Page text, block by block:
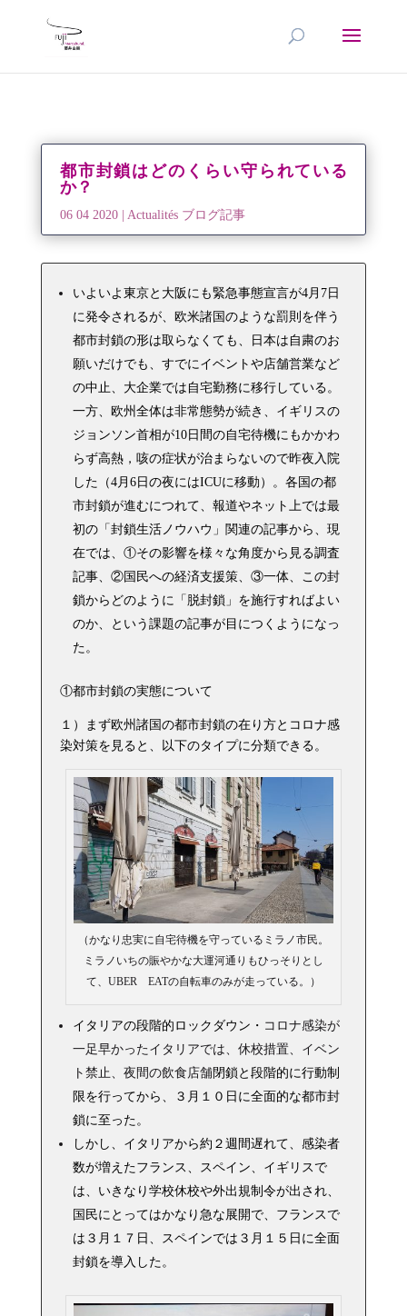
都市封鎖はどのくらい守られている
か？
06 04 2020| Actualités ブログ記事
いよいよ東京と大阪にも緊急事態宣言が4月7日
に発令されるが、欧米諸国のような罰則を伴う
都市封鎖の形は取らなくても、日本は自粛のお
願いだけでも、すでにイベントや店舗営業など
の中止、大企業では自宅勤務に移行している。
一方、欧州全体は非常態勢が続き、イギリスの
ジョンソン首相が10日間の自宅待機にもかかわ
らず高熱，咳の症状が治まらないので昨夜入院
した（4月6日の夜にはICUに移動）。各国の都
市封鎖が進むにつれて、報道やネット上では最
初の「封鎖生活ノウハウ」関連の記事から、現
在では、①その影響を様々な角度から見る調査
記事、②国民への経済支援策、③一体、この封
鎖からどのように「脱封鎖」を施行すればよい
のか、という課題の記事が目につくようになっ
た。
①都市封鎖の実態について
１）まず欧州諸国の都市封鎖の在り方とコロナ感
染対策を見ると、以下のタイプに分類できる。
（かなり忠実に自宅待機を守っているミラノ市民。
ミラノいちの賑やかな大運河通りもひっそりとし
て、UBER EATの自転車のみが走っている。）
イタリアの段階的ロックダウン・ コロナ感染が
一足早かったイタリアでは、休校措置、イベン
ト禁止、夜間の飲食店舗閉鎖と段階的に行動制
限を行ってから、３月１０日に全面的な都市封
鎖に至った。
しかし、イタリアから約２週間遅れて、感染者
数が増えたフランス、スペイン、イギリスで
は、いきなり学校休校や外出規制令が出され、
国民にとってはかなり急な展開で、フランスで
は３月１７日、スペインでは３月１５日に全面
封鎖を導入した。